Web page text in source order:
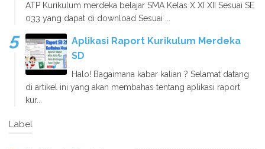
ATP Kurikulum merdeka belajar SMA Kelas X XI XII Sesuai SE
033 yang dapat di download Sesuai ...
Aplikasi Raport Kurikulum Merdeka
SD
Halo! Bagaimana kabar kalian ? Selamat datang
di artikel ini yang akan membahas tentang aplikasi raport
kur...
Label